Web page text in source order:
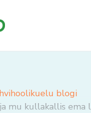
blogi
mu kullakallis ema